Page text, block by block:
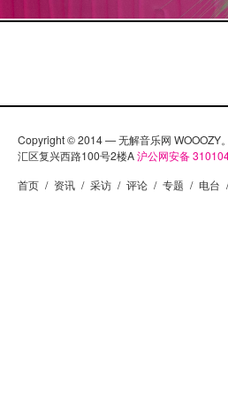
Copyright © 2014 — 无解音乐网 WOOOZY
汇区复兴西路100号2楼A沪公网安备
首页 / 资讯 / 采访 / 评论 / 专题 / 电台 /